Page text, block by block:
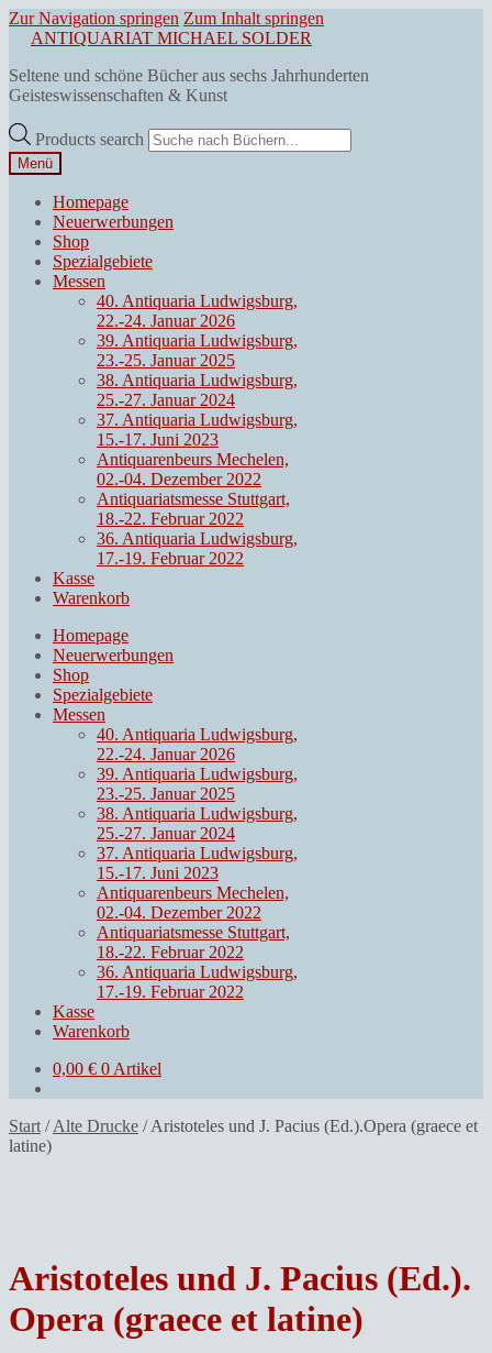
Zur Navigation springen Zum Inhalt springen
ANTIQUARIAT MICHAEL SOLDER
Seltene und schöne Bücher aus sechs Jahrhunderten
Geisteswissenschaften & Kunst
Products search
Menü
Homepage
Neuerwerbungen
Shop
Spezialgebiete
Messen
40. Antiquaria Ludwigsburg,
22.-24. Januar 2026
39. Antiquaria Ludwigsburg,
23.-25. Januar 2025
38. Antiquaria Ludwigsburg,
25.-27. Januar 2024
37. Antiquaria Ludwigsburg,
15.-17. Juni 2023
Antiquarenbeurs Mechelen,
02.-04. Dezember 2022
Antiquariatsmesse Stuttgart,
18.-22. Februar 2022
36. Antiquaria Ludwigsburg,
17.-19. Februar 2022
Kasse
Warenkorb
Homepage
Neuerwerbungen
Shop
Spezialgebiete
Messen
40. Antiquaria Ludwigsburg,
22.-24. Januar 2026
39. Antiquaria Ludwigsburg,
23.-25. Januar 2025
38. Antiquaria Ludwigsburg,
25.-27. Januar 2024
37. Antiquaria Ludwigsburg,
15.-17. Juni 2023
Antiquarenbeurs Mechelen,
02.-04. Dezember 2022
Antiquariatsmesse Stuttgart,
18.-22. Februar 2022
36. Antiquaria Ludwigsburg,
17.-19. Februar 2022
Kasse
Warenkorb
0,00 € 0 Artikel
Start /Alte Drucke /Aristoteles und J. Pacius (Ed.).Opera (graece et
latine)
Aristoteles und J. Pacius (Ed.).
Opera (graece et latine)